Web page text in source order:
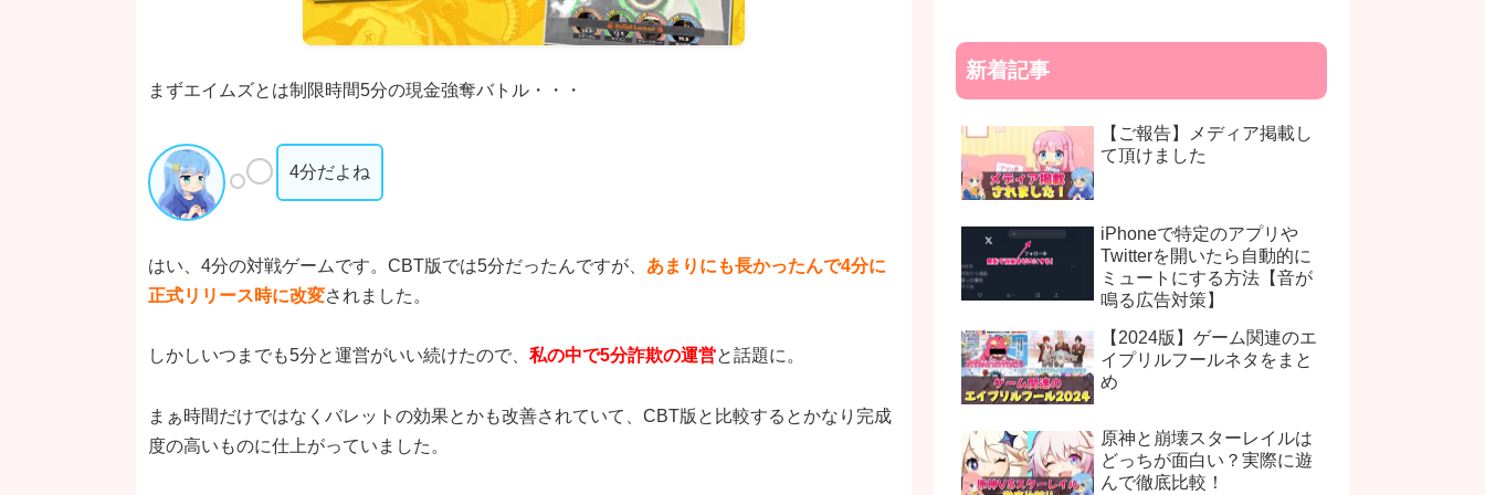
まずエイムズとは制限時間5分の現金強奪バトル・・・
4分だよね
はい、4分の対戦ゲームです。CBT版では5分だったんですが、 あまりにも長かったんで4分に
正式リリース時に改変されました。
しかしいつまでも5分と運営がいい続けたので、 私の中で5分詐欺の運営と話題に。
まぁ時間だけではなくバレットの効果とかも改善されていて、CBT版と比較するとかなり完成
度の高いものに仕上がっていました。
新着記事
【ご報告】メディア掲載し
て頂けました
iPhoneで特定のアプリや
Twitterを開いたら自動的に
ミュートにする方法【音が
鳴る広告対策】
【2024版】ゲーム関連のエ
イプリルフールネタをまと
め
原神と崩壊スターレイルは
どっちが面白い？実際に遊
んで徹底比較！